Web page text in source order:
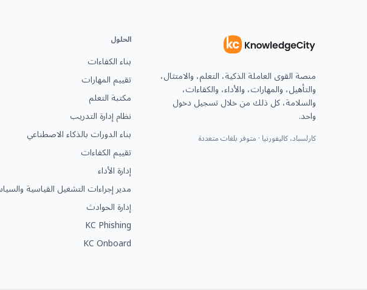
منصة القوى العاملة الذكية، التعلم، والامتثال،
والتأهيل، والمهارات، والأداء، والكفاءات،
والسلامة، كل ذلك من خلال تسجيل دخول
واحد.
كارلسباد، كاليفورنيا · متوفر بلغات متعددة
الحلول
بناء الكفاءات
تقييم المهارات
مكتبة التعلم
نظام إدارة التدريب
بناء الدورات بالذكاء الاصطناعي
تقييم الكفاءات
إدارة الأداء
مدير إجراءات التشغيل القياسية
إدارة الحوادث
KC Phishing
KC Onboard